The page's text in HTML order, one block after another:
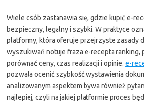
Wiele osób zastanawia się, gdzie kupić e-
bezpieczny, legalny i szybki. W praktyce
platformy, która oferuje przejrzyste zasady
wyszukiwań notuje fraza e-recepta ranking,
porównać ceny, czas realizacji i opinie. e-
pozwala ocenić szybkość wystawienia
analizowanym aspektem bywa również
najlepiej, czyli na jakiej platformie proces